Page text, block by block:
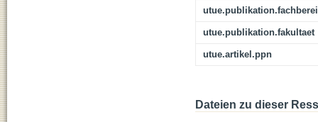
utue.publikation.fakultaet
utue.artikel.ppn
Dateien zu dieser